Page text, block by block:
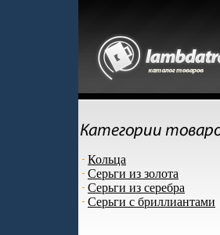
Кольца
Серьги из золота
Серьги из серебра
Серьги с бриллиантами